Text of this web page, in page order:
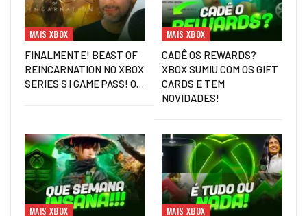
MAIS XBOX
FINALMENTE! BEAST OF
REINCARNATION NO XBOX
SERIES S | GAME PASS! O…
MAIS XBOX
CADÊ OS REWARDS?
XBOX SUMIU COM OS GIFT
CARDS E TEM
NOVIDADES!
MAIS XBOX MAIS XBOX